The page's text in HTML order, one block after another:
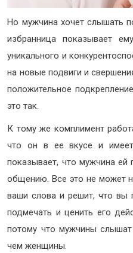
Но мужчина хочет слышать
избранница показывает
уникального и
на новые подвиги и
положительное
это так.
К тому же комплимент
что он в ее вкусе и
показывает, что мужчина ей
общению. Все это не может
ваши слова и решит, что вы
подмечать и ценить его
потому что мужчины
чем женщины.